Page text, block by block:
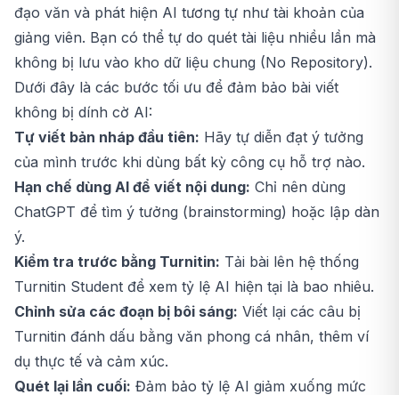
đạo văn và phát hiện AI tương tự như tài khoản của
giảng viên. Bạn có thể tự do quét tài liệu nhiều lần mà
không bị lưu vào kho dữ liệu chung (No Repository).
Dưới đây là các bước tối ưu để đảm bảo bài viết
không bị dính cờ AI:
Tự viết bản nháp đầu tiên: Hãy tự diễn đạt ý tưởng
của mình trước khi dùng bất kỳ công cụ hỗ trợ nào.
Hạn chế dùng AI để viết nội dung: Chỉ nên dùng
ChatGPT để tìm ý tưởng (brainstorming) hoặc lập dàn
ý.
Kiểm tra trước bằng Turnitin: Tải bài lên hệ thống
Turnitin Student để xem tỷ lệ AI hiện tại là bao nhiêu.
Chỉnh sửa các đoạn bị bôi sáng: Viết lại các câu bị
Turnitin đánh dấu bằng văn phong cá nhân, thêm ví
dụ thực tế và cảm xúc.
Quét lại lần cuối: Đảm bảo tỷ lệ AI giảm xuống mức